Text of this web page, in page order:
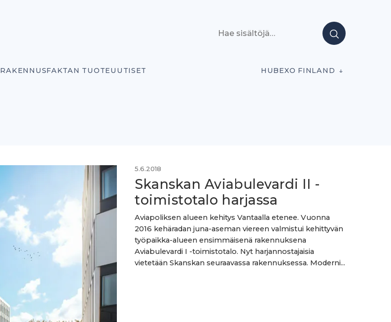
RAKENNUSFAKTAN TUOTEUUTISET HUBEXO FINLAND
5.6.2018
Skanskan Aviabulevardi II -
toimistotalo harjassa
Aviapoliksen alueen kehitys Vantaalla etenee. Vuonna
2016 kehäradan juna-aseman viereen valmistui kehittyvän
työpaikka-alueen ensimmäisenä rakennuksena
Aviabulevardi I -toimistotalo. Nyt harjannostajaisia
vietetään Skanskan seuraavassa rakennuksessa. Moderni...